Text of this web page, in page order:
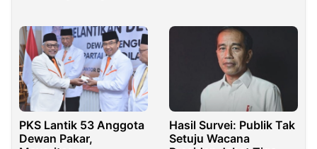
PKS Lantik 53 Anggota
Dewan Pakar,
Hasil Survei: Publik Tak
Setuju Wacana